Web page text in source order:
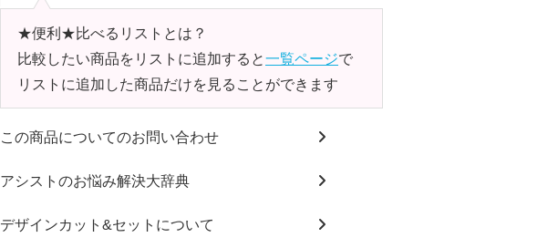
★便利★比べるリストとは？
比較したい商品をリストに追加すると一覧ページで
リストに追加した商品だけを見ることができます
この商品についてのお問い合わせ
アシストのお悩み解決大辞典
デザインカット&セットについて